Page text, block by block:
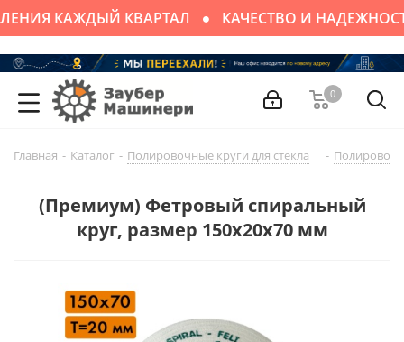
КАЖДЫЙ КВАРТАЛ КАЧЕСТВО И
0
Главная - Каталог - Полировочные круги для стекла -
(Премиум) Фетровый спиральный
круг, размер 150х20х70 мм